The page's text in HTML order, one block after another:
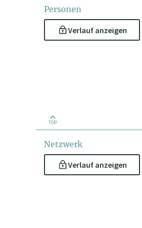
Personen
Verlauf anzeigen
TOP
Netzwerk
Verlauf anzeigen